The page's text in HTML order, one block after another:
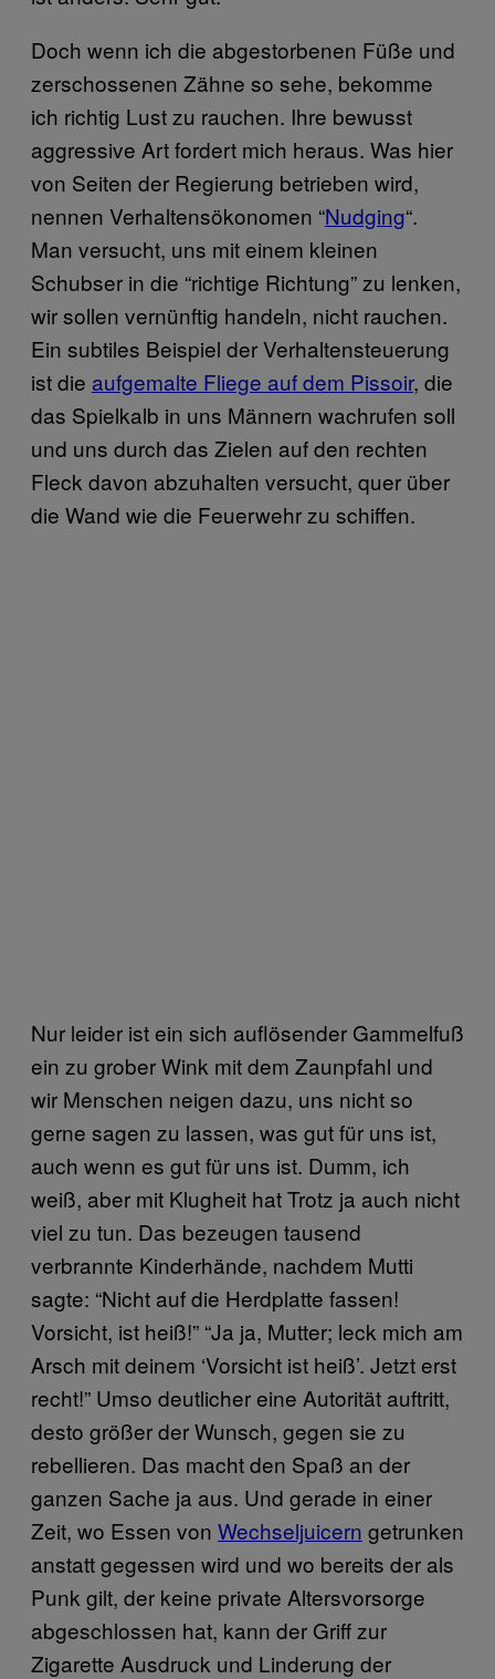
Doch wenn ich die abgestorbenen Füße und
zerschossenen Zähne so sehe, bekomme
ich richtig Lust zu rauchen. Ihre bewusst
aggressive Art fordert mich heraus. Was hier
von Seiten der Regierung betrieben wird,
nennen Verhaltensökonomen “Nudging“.
Man versucht, uns mit einem kleinen
Schubser in die “richtige Richtung” zu lenken,
wir sollen vernünftig handeln, nicht rauchen.
Ein subtiles Beispiel der Verhaltensteuerung
ist die aufgemalte Fliege auf dem Pissoir, die
das Spielkalb in uns Männern wachrufen soll
und uns durch das Zielen auf den rechten
Fleck davon abzuhalten versucht, quer über
die Wand wie die Feuerwehr zu schiffen.
Nur leider ist ein sich auflösender Gammelfuß
ein zu grober Wink mit dem Zaunpfahl und
wir Menschen neigen dazu, uns nicht so
gerne sagen zu lassen, was gut für uns ist,
auch wenn es gut für uns ist. Dumm, ich
weiß, aber mit Klugheit hat Trotz ja auch nicht
viel zu tun. Das bezeugen tausend
verbrannte Kinderhände, nachdem Mutti
sagte: “Nicht auf die Herdplatte fassen!
Vorsicht, ist heiß!” “Ja ja, Mutter; leck mich am
Arsch mit deinem ‘Vorsicht ist heiß’. Jetzt erst
recht!” Umso deutlicher eine Autorität auftritt,
desto größer der Wunsch, gegen sie zu
rebellieren. Das macht den Spaß an der
ganzen Sache ja aus. Und gerade in einer
Zeit, wo Essen von Wechseljuicern getrunken
anstatt gegessen wird und wo bereits der als
Punk gilt, der keine private Altersvorsorge
abgeschlossen hat, kann der Griff zur
Zigarette Ausdruck und Linderung der